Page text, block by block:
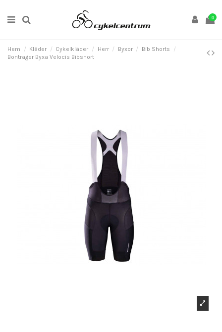
0
Hem Kläder Cykelkläder Herr Byxor
Bib Shorts
Bontrager Byxa Velocis Bibshort